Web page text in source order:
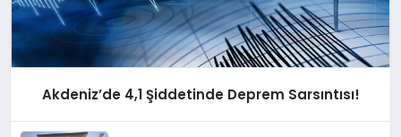
Akdeniz’de 4,1 Şiddetinde Deprem Sarsıntısı!